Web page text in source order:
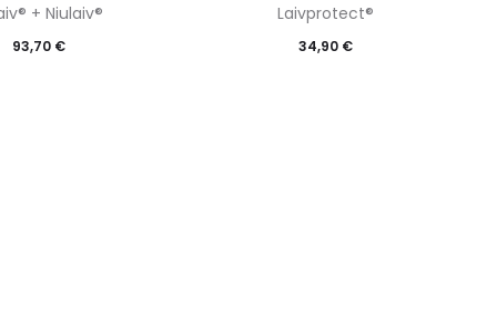
+ Niulaiv®
93,70 €
Laivprotect®
34,90 €